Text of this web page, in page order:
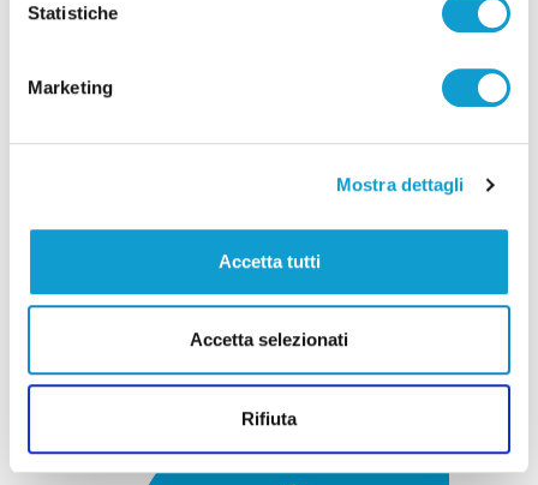
Statistiche
Marketing
Mostra dettagli
Accetta tutti
Accetta selezionati
Rifiuta